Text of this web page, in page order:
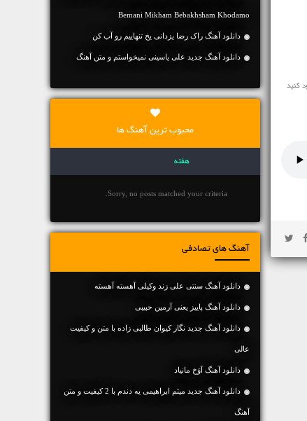
Bemani Mikham Bebakhsham Khodamo
دانلود آهنگ راک رضا یزدانی یخ تنهاییم رو آب کن
دانلود آهنگ جديد علی یاسینی نمیخواستم و متن آهنگ
محبوب ترین آهنگ ها
هفته
Sorry, no posts matched your criteria.
آهنگ های تصادفی
دانلود آهنگ سنتی علی زند وکیلی آهسته آهسته
دانلود آهنگ پاییز یعنی آرمین حبیبی
دانلود آهنگ جديد نگار کیوان طالبی زاده با متن و کیفیت
عالی
دانلود آهنگ آوَخ مانیاد
دانلود آهنگ جديد میثم ابراهیمی یه دندم با 2 کیفیت و متن
آهنگ